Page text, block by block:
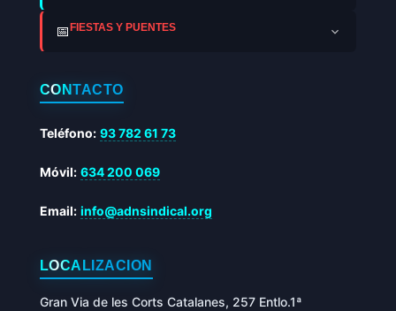
📅FIESTAS Y PUENTES
CONTACTO
Teléfono: 93 782 61 73
Móvil: 634 200 069
Email: info@adnsindical.org
LOCALIZACIÓN
Gran Via de les Corts Catalanes, 257 Entlo.1ª